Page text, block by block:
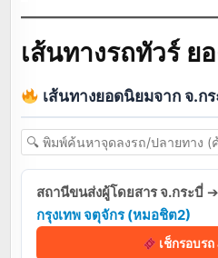
เส้นทางรถทัวร์ ย
เส้นทางยอดนิยมจาก จ.ก
สถานีขนส่งผู้โดยสาร จ.กระบี่ ➔
กรุงเทพ จตุจักร (หมอชิต2)
เช็กรอบรถ